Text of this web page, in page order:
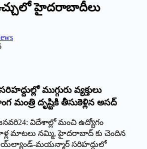
హైదరాబాదీలు
ముగ్గురు వ్యక్తులు
మంత్రి దృష్టికి తీసుకెళ్లిన అసద్‌
24: విదేశాల్లో మంచి ఉద్యోగం
మాటలు నమ్మి, హైదరాబాద్‌ ‌కు చెందిన
థాయ్‌ల్యాండ్‌-‌మయన్మార్‌ ‌సరిహద్దులో